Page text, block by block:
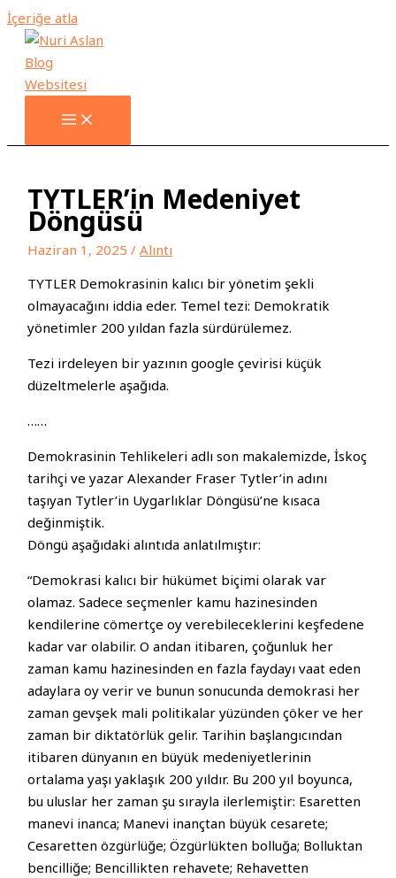
İçeriğe atla
TYTLER’in Medeniyet
Döngüsü
Haziran 1, 2025/Alıntı
TYTLER Demokrasinin kalıcı bir yönetim şekli
olmayacağını iddia eder. Temel tezi: Demokratik
yönetimler 200 yıldan fazla sürdürülemez.
Tezi irdeleyen bir yazının google çevirisi küçük
düzeltmelerle aşağıda.
……
Demokrasinin Tehlikeleri adlı son makalemizde, İskoç
tarihçi ve yazar Alexander Fraser Tytler’in adını
taşıyan Tytler’in Uygarlıklar Döngüsü’ne kısaca
değinmiştik.
Döngü aşağıdaki alıntıda anlatılmıştır:
“Demokrasi kalıcı bir hükümet biçimi olarak var
olamaz. Sadece seçmenler kamu hazinesinden
kendilerine cömertçe oy verebileceklerini keşfedene
kadar var olabilir. O andan itibaren, çoğunluk her
zaman kamu hazinesinden en fazla faydayı vaat eden
adaylara oy verir ve bunun sonucunda demokrasi her
zaman gevşek mali politikalar yüzünden çöker ve her
zaman bir diktatörlük gelir. Tarihin başlangıcından
itibaren dünyanın en büyük medeniyetlerinin
ortalama yaşı yaklaşık 200 yıldır. Bu 200 yıl boyunca,
bu uluslar her zaman şu sırayla ilerlemiştir: Esaretten
manevi inanca; Manevi inançtan büyük cesarete;
Cesaretten özgürlüğe; Özgürlükten bolluğa; Bolluktan
bencilliğe; Bencillikten rehavete; Rehavetten